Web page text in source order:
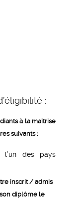
:
à la maîtrise
suivants :
l’un des pays
inscrit / admis
diplôme le